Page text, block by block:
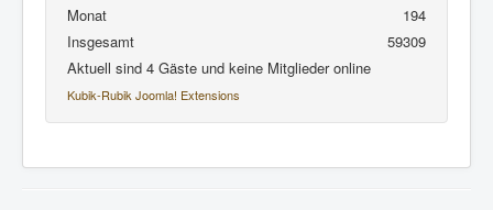
Monat
194
Insgesamt
59309
Aktuell sind 4 Gäste und keine Mitglieder online
Kubik-Rubik Joomla! Extensions